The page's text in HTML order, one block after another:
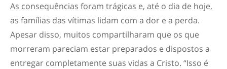
As consequências foram trágicas e, até o dia de hoje,
as famílias das vítimas lidam com a dor e a perda.
Apesar disso, muitos compartilharam que os que
morreram pareciam estar preparados e dispostos a
entregar completamente suas vidas a Cristo. “Isso é